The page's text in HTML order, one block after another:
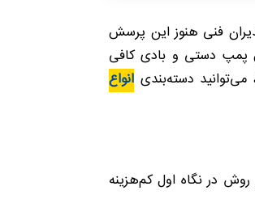
فنی هنوز این پرسش
پمپ دستی و بادی کافی
دسته‌بندی انواع
در نگاه اول کم‌هزینه